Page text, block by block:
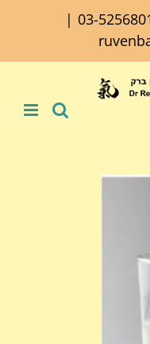
03-
|